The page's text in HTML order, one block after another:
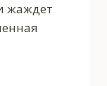
жаждет